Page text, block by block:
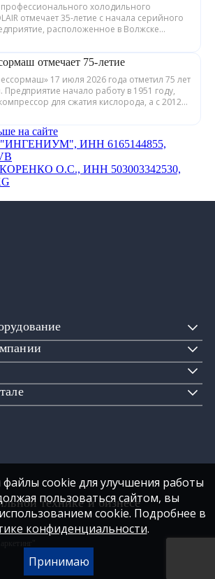
профессионального холодильного
отмечает 35-летие с начала серийного
расположенное в Волжске
выпускает обору...
отмечает 75-летие
17 июля 2026 года отметил 75 лет
Предприятие начало работу в 1951 году,
для сжатия кислорода, а с 2012
технике и бизнесе
cookie для улучшения работы
пользоваться сайтом, вы
cookie. Подробнее в
конфиденциальности.
Принимаю